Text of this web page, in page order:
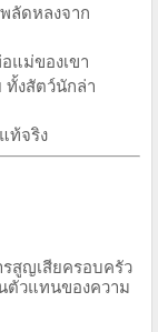
ลัดหลงจาก
แม่ของเขา
ทั้งสัตว์นักล่า
ท้จริง
สูญเสียครอบครัว
ตัวแทนของความ